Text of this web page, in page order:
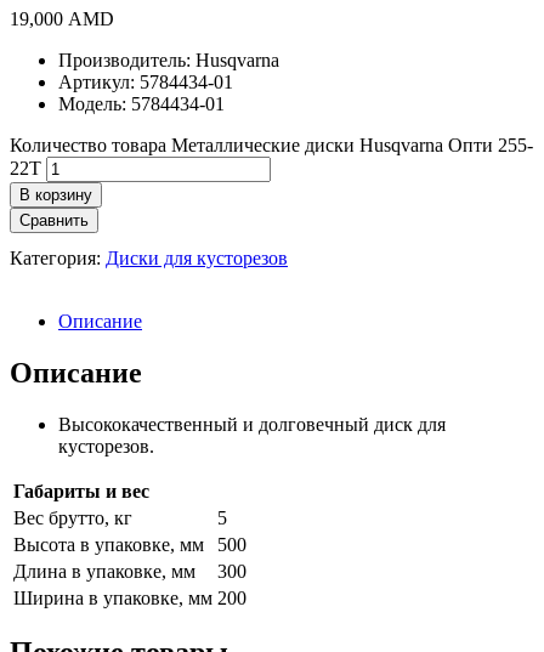
19,000 AMD
Производитель: Husqvarna
Артикул: 5784434-01
Модель: 5784434-01
Количество товара Металлические диски Husqvarna Опти 255-
22Т
В корзину
Сравнить
Категория: Диски для кусторезов
Описание
Описание
Высококачественный и долговечный диск для
кусторезов.
Габариты и вес
Вес брутто, кг
5
Высота в упаковке, мм
500
Длина в упаковке, мм
300
Ширина в упаковке, мм 200